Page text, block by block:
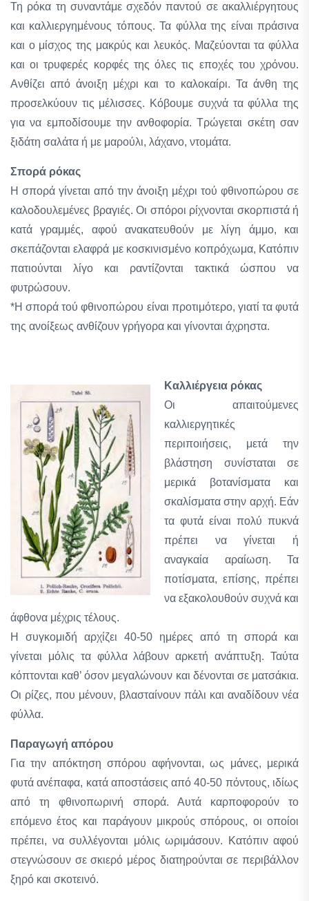
Τη ρόκα τη συναντάμε σχεδόν παντού σε ακαλλιέργητους
και καλλιεργημένους τόπους. Τα φύλλα της είναι πράσινα
και ο μίσχος της μακρύς και λευκός. Μαζεύονται τα φύλλα
και οι τρυφερές κορφές της όλες τις εποχές του χρόνου.
Ανθίζει από άνοιξη μέχρι και το καλοκαίρι. Τα άνθη της
προσελκύουν τις μέλισσες. Κόβουμε συχνά τα φύλλα της
για να εμποδίσουμε την ανθοφορία. Τρώγεται σκέτη σαν
ξιδάτη σαλάτα ή με μαρούλι, λάχανο, ντομάτα.
Σπορά ρόκας
Η σπορά γίνεται από την άνοιξη μέχρι τού φθινοπώρου σε
καλοδουλεμένες βραγιές. Οι σπόροι ρίχνονται σκορπιστά ή
κατά γραμμές, αφού ανακατευθούν με λίγη άμμο, και
σκεπάζονται ελαφρά με κοσκινισμένο κοπρόχωμα, Κατόπιν
πατιούνται λίγο και ραντίζονται τακτικά ώσπου να
φυτρώσουν.
*Η σπορά τού φθινοπώρου είναι προτιμότερο, γιατί τα φυτά
της ανοίξεως ανθίζουν γρήγορα και γίνονται άχρηστα.
Καλλιέργεια ρόκας
Οι απαιτούμενες
καλλιεργητικές
περιποιήσεις, μετά την
βλάστηση συνίσταται σε
μερικά βοτανίσματα και
σκαλίσματα στην αρχή. Εάν
τα φυτά είναι πολύ πυκνά
πρέπει να γίνεται ή
αναγκαία αραίωση. Τα
ποτίσματα, επίσης, πρέπει
να εξακολουθούν συχνά και
άφθονα μέχρις τέλους.
Η συγκομιδή αρχίζει 40-50 ημέρες από τη σπορά και
γίνεται μόλις τα φύλλα λάβουν αρκετή ανάπτυξη. Ταύτα
κόπτονται καθ’ όσον μεγαλώνουν και δένονται σε ματσάκια.
Οι ρίζες, που μένουν, βλασταίνουν πάλι και αναδίδουν νέα
φύλλα.
Παραγωγή απόρου
Για την απόκτηση σπόρου αφήνονται, ως μάνες, μερικά
φυτά ανέπαφα, κατά αποστάσεις από 40-50 πόντους, ιδίως
από τη φθινοπωρινή σπορά. Αυτά καρποφορούν το
επόμενο έτος και παράγουν μικρούς σπόρους, οι οποίοι
πρέπει, να συλλέγονται μόλις ωριμάσουν. Κατόπιν αφού
στεγνώσουν σε σκιερό μέρος διατηρούνται σε περιβάλλον
ξηρό και σκοτεινό.